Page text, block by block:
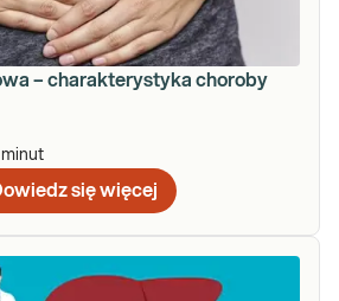
– charakterystyka choroby
minut
się więcej